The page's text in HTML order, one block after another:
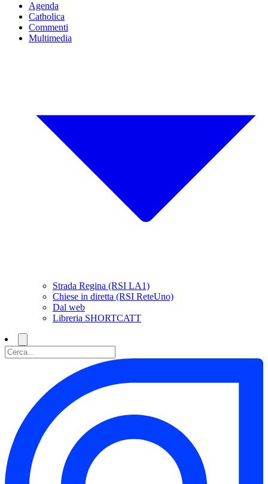
Agenda
Catholica
Commenti
Multimedia
Strada Regina (RSI LA1)
Chiese in diretta (RSI ReteUno)
Dal web
Libreria SHORTCATT